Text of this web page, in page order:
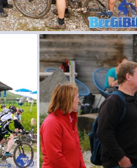
BerGiBike 2016 057